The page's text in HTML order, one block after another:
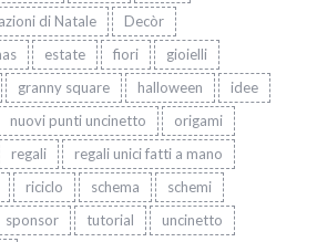
di Natale
Decòr
estate fiori
gioielli
granny square halloween
idee
nuovi punti uncinetto
origami
regali
regali unici fatti a mano
riciclo schema
schemi
sponsor tutorial
uncinetto